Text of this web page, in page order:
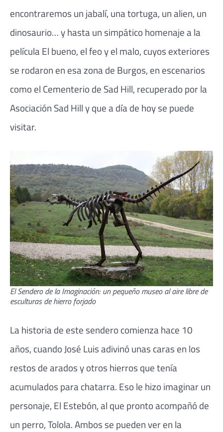
encontraremos un jabalí, una tortuga, un alien, un
dinosaurio… y hasta un simpático homenaje a la
película El bueno, el feo y el malo, cuyos exteriores
se rodaron en esa zona de Burgos, en escenarios
como el Cementerio de Sad Hill, recuperado por la
Asociación Sad Hill y que a día de hoy se puede
visitar.
El Sendero de la Imaginación: un pequeño museo al aire libre de
esculturas de hierro forjado
La historia de este sendero comienza hace 10
años, cuando José Luis adivinó unas caras en los
restos de arados y otros hierros que tenía
acumulados para chatarra. Eso le hizo imaginar un
personaje, El Estebón, al que pronto acompañó de
un perro, Tolola. Ambos se pueden ver en la